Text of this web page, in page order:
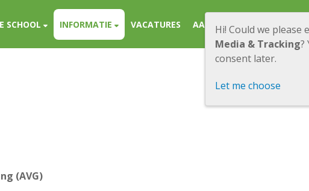
SCHOOL INFORMATIE VACATURES AANMELDINGEN
(AVG)
Hi! Could we please
Media & Tracking?
consent later.
Let me choose